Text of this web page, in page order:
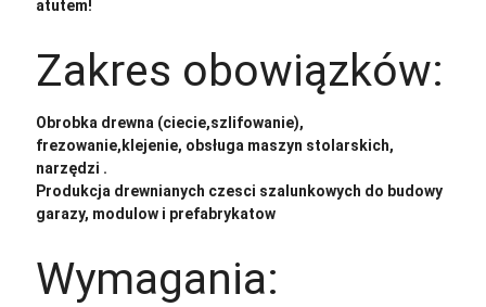
atutem!
Zakres obowiązków:
Obrobka drewna (ciecie,szlifowanie),
frezowanie,klejenie, obsługa maszyn stolarskich,
narzędzi .
Produkcja drewnianych czesci szalunkowych do budowy
garazy, modulow i prefabrykatow
Wymagania: